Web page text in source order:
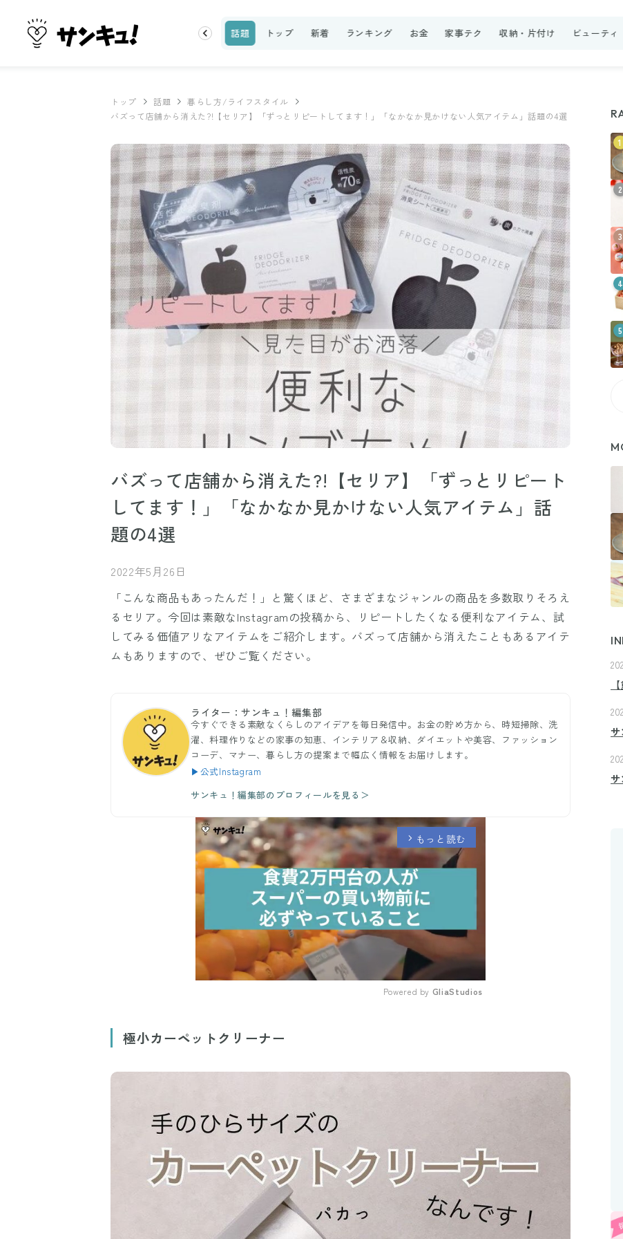
100均・雑貨 スーパー 料理レシピ 話題 トップ 新着 ランキング お金 家事テク 収納・片付け ビューティ
トップ 話題
暮らし方/ライフスタイル
バズって店舗から消えた?!【セリア】「ずっとリピートしてます！」「なかなか見かけない人気アイテム」話題の4選
バズって店舗から消えた?!【セリア】「ずっとリピート
してます！」「なかなか見かけない人気アイテム」話
題の4選
2022年5月26日
「こんな商品もあったんだ！」と驚くほど、さまざまなジャンルの商品を多数取りそろえ
るセリア。今回は素敵なInstagramの投稿から、リピートしたくなる便利なアイテム、試
してみる価値アリなアイテムをご紹介します。バズって店舗から消えたこともあるアイテ
ムもありますので、ぜひご覧ください。
ライター：サンキュ！編集部
今すぐできる素敵なくらしのアイデアを毎日発信中。お金の貯め方から、時短掃除、洗
濯、料理作りなどの家事の知恵、インテリア＆収納、ダイエットや美容、ファッション
コーデ、マナー、暮らし方の提案まで幅広く情報をお届けします。
▶公式Instagram
サンキュ！編集部のプロフィールを見る＞
arrow_forward_ios もっと読む
Powered by GliaStudios
極小カーペットクリーナー
1
2
3
4
5
サ
サ